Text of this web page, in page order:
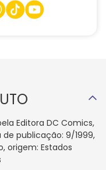
Editora DC Comics,
publicação: 9/1999,
origem: Estados